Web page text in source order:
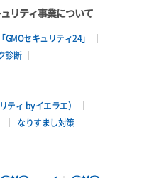
リティ事業について
セキュリティ24」
診断
ティ byイエラエ）
なりすまし対策